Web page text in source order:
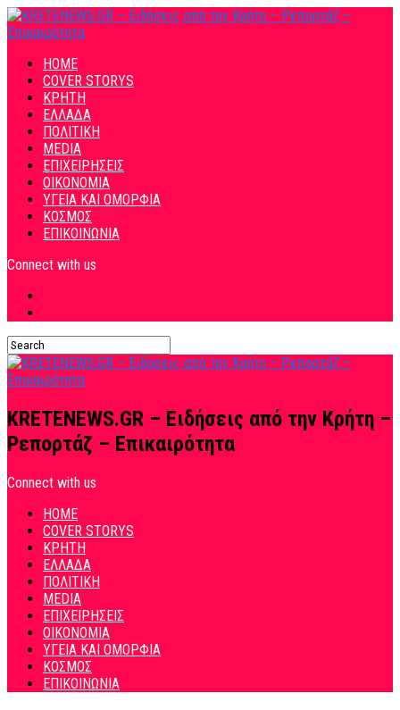
HOME
COVER STORYS
ΚΡΗΤΗ
ΕΛΛΑΔΑ
ΠΟΛΙΤΙΚΗ
MEDIA
ΕΠΙΧΕΙΡΗΣΕΙΣ
ΟΙΚΟΝΟΜΙΑ
ΥΓΕΙΑ ΚΑΙ ΟΜΟΡΦΙΑ
ΚΟΣΜΟΣ
ΕΠΙΚΟΙΝΩΝΙΑ
Connect with us
KRETENEWS.GR – Ειδήσεις από την Κρήτη –
Ρεπορτάζ – Επικαιρότητα
Connect with us
HOME
COVER STORYS
ΚΡΗΤΗ
ΕΛΛΑΔΑ
ΠΟΛΙΤΙΚΗ
MEDIA
ΕΠΙΧΕΙΡΗΣΕΙΣ
ΟΙΚΟΝΟΜΙΑ
ΥΓΕΙΑ ΚΑΙ ΟΜΟΡΦΙΑ
ΚΟΣΜΟΣ
ΕΠΙΚΟΙΝΩΝΙΑ